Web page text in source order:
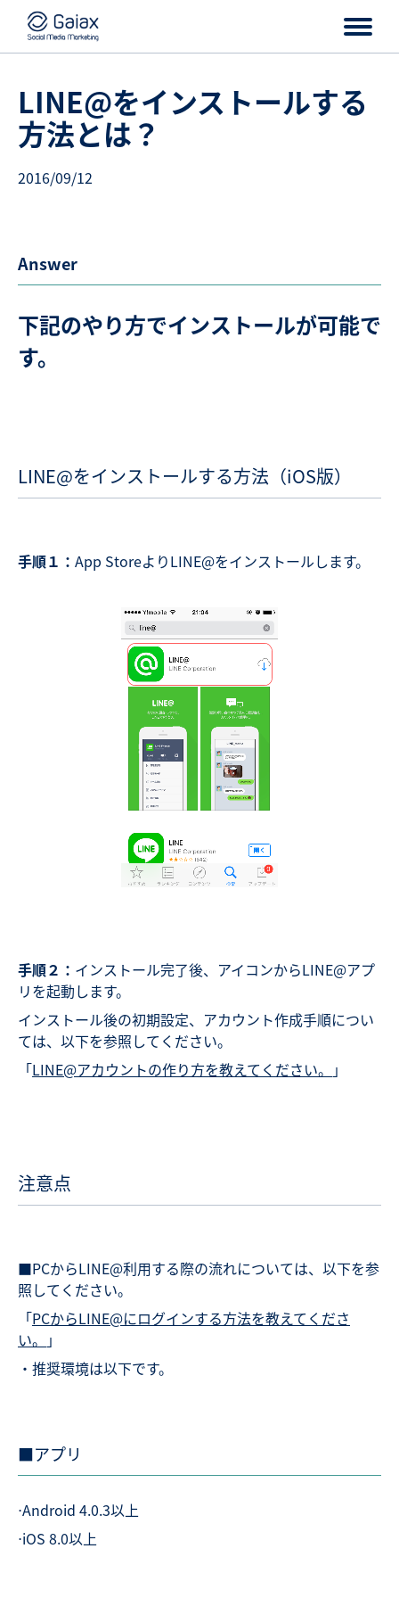
LINE@をインストールする
方法とは？
2016/09/12
Answer
下記のやり方でインストールが可能で
す。
LINE@をインストールする方法（iOS版）
手順１： App StoreよりLINE@をインストールします。
手順２： インストール完了後、アイコンからLINE@アプ
リを起動します。
インストール後の初期設定、アカウント作成手順につい
ては、以下を参照してください。
「LINE@アカウントの作り方を教えてください。 」
注意点
■PCからLINE@利用する際の流れについては、以下を参
照してください。
「PCからLINE@にログインする方法を教えてくださ
い。 」
・推奨環境は以下です。
■アプリ
⋅Android 4.0.3以上
⋅iOS 8.0以上